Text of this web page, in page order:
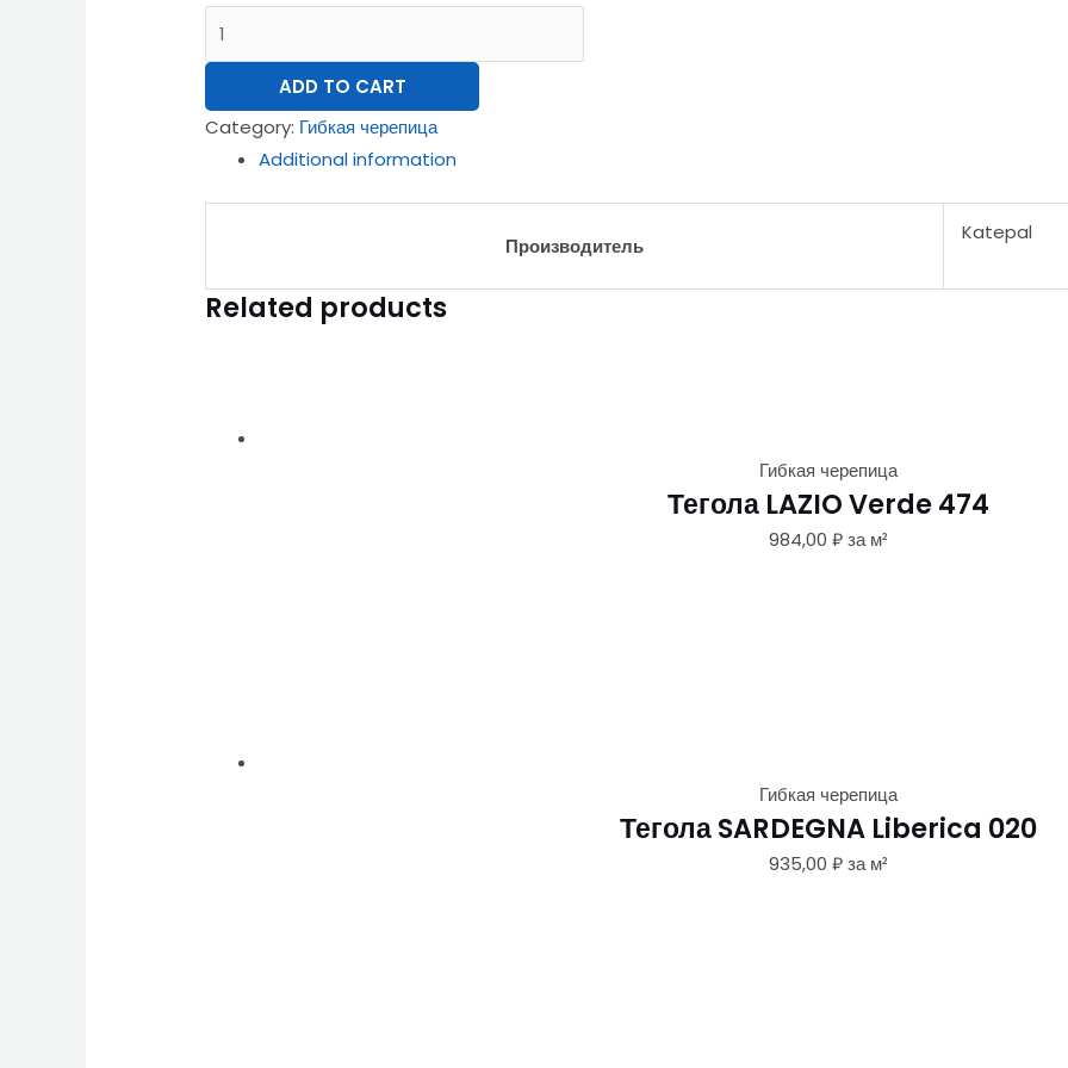
ADD TO CART
Category: Гибкая черепица
Additional information
Производитель
Katepal
Related products
Гибкая черепица
Тегола LAZIO Verde 474
984,00 ₽ за м²
Гибкая черепица
Тегола SARDEGNA Liberica 020
935,00 ₽ за м²